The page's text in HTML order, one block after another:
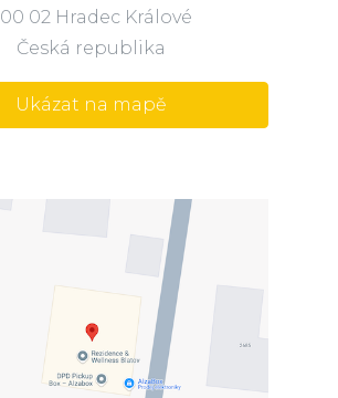
02 Hradec Králové
Česká republika
Ukázat na mapě